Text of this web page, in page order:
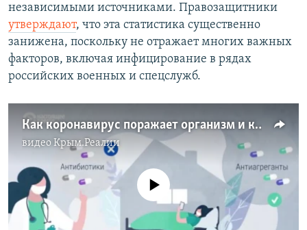
независимыми источниками. Правозащитники
утверждают, что эта статистика существенно
занижена, поскольку не отражает многих важных
факторов, включая инфицирование в рядах
российских военных и спецслужб.
Как коронавирус поражает организм и как больных лечат на разных стадиях (видео)
видео Крым.Реалии
No media source currently available